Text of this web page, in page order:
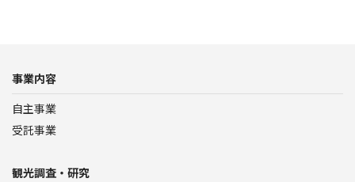
事業内容
自主事業
受託事業
観光調査・研究